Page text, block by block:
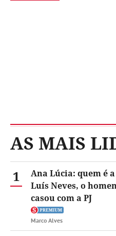
AS MAIS
1
Ana Lúcia: quem é
Luís Neves, o
casou com a PJ
Marco Alves